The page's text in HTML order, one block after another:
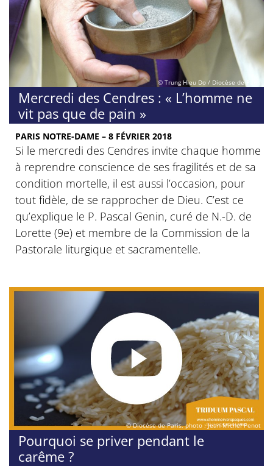
© Trung Hieu Do / Diocèse de Paris
Mercredi des Cendres : « L’homme ne
vit pas que de pain »
PARIS NOTRE-DAME – 8 FÉVRIER 2018
Si le mercredi des Cendres invite chaque homme
à reprendre conscience de ses fragilités et de sa
condition mortelle, il est aussi l’occasion, pour
tout fidèle, de se rapprocher de Dieu. C’est ce
qu’explique le P. Pascal Genin, curé de N.-D. de
Lorette (9e) et membre de la Commission de la
Pastorale liturgique et sacramentelle.
© Diocèse de Paris, photo : Jean-Michel Penot
Pourquoi se priver pendant le
carême ?